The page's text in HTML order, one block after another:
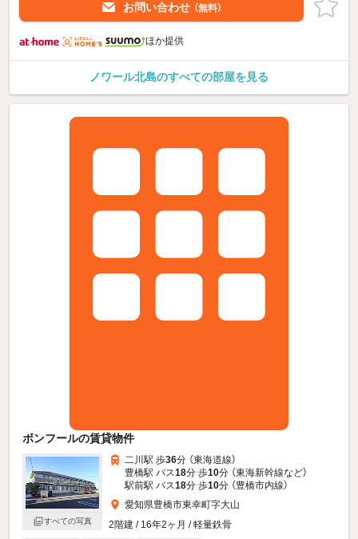
お問い合わせ （無料）
ほか提供
ノワール北島のすべての部屋を見る
ボンフールの賃貸物件
すべての写真
二川駅 歩36分 （東海道線）
豊橋駅 バス18分 歩10分 （東海新幹線など）
駅前駅 バス18分 歩10分 （豊橋市内線）
愛知県豊橋市東幸町字大山
2階建 / 16年2ヶ月 / 軽量鉄骨